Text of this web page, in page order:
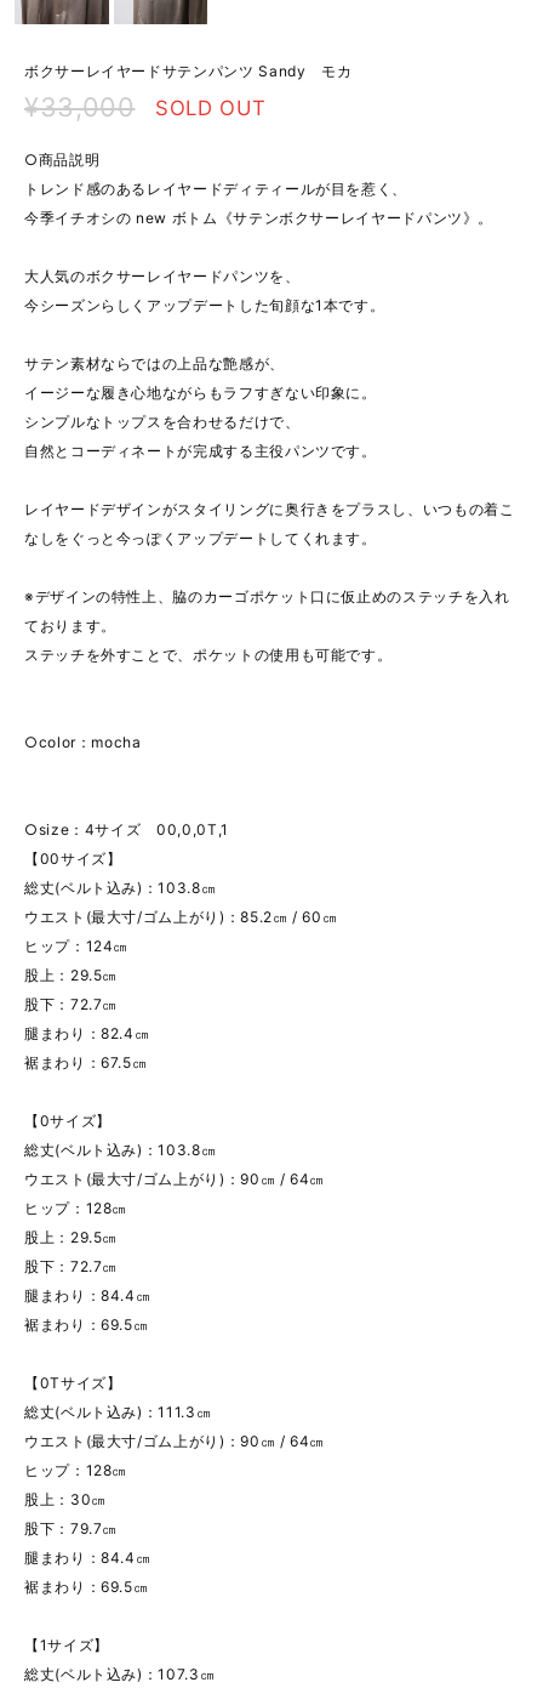
ボクサーレイヤードサテンパンツ Sandy モカ
¥33,000 SOLD OUT
○商品説明
トレンド感のあるレイヤードディティールが目を惹く、
今季イチオシの new ボトム《サテンボクサーレイヤードパンツ》。
大人気のボクサーレイヤードパンツを、
今シーズンらしくアップデートした旬顔な1本です。
サテン素材ならではの上品な艶感が、
イージーな履き心地ながらもラフすぎない印象に。
シンプルなトップスを合わせるだけで、
自然とコーディネートが完成する主役パンツです。
レイヤードデザインがスタイリングに奥行きをプラスし、いつもの着こ
なしをぐっと今っぽくアップデートしてくれます。
※デザインの特性上、脇のカーゴポケット口に仮止めのステッチを入れ
ております。
ステッチを外すことで、ポケットの使用も可能です。
○color：mocha
○size：4サイズ 00,0,0T,1
【00サイズ】
総丈(ベルト込み)：103.8㎝
ウエスト(最大寸/ゴム上がり)：85.2㎝ / 60㎝
ヒップ：124㎝
股上：29.5㎝
股下：72.7㎝
腿まわり：82.4㎝
裾まわり：67.5㎝
【0サイズ】
総丈(ベルト込み)：103.8㎝
ウエスト(最大寸/ゴム上がり)：90㎝ / 64㎝
ヒップ：128㎝
股上：29.5㎝
股下：72.7㎝
腿まわり：84.4㎝
裾まわり：69.5㎝
【0Tサイズ】
総丈(ベルト込み)：111.3㎝
ウエスト(最大寸/ゴム上がり)：90㎝ / 64㎝
ヒップ：128㎝
股上：30㎝
股下：79.7㎝
腿まわり：84.4㎝
裾まわり：69.5㎝
【1サイズ】
総丈(ベルト込み)：107.3㎝